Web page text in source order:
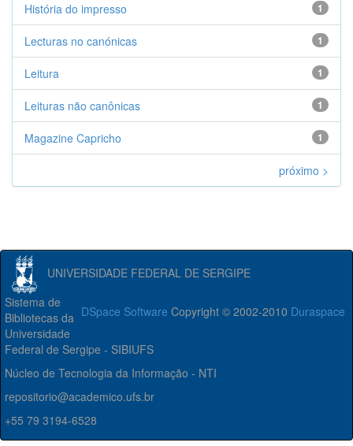
1
História do impresso
1
Lecturas no canónicas
1
Leitura
1
Leituras não canônicas
1
Magazine Capricho
próximo >
UNIVERSIDADE FEDERAL DE SERGIPE
DSpace Software Copyright © 2002-2010 Duraspace
Sistema de
Bibliotecas da
Universidade
Federal de Sergipe - SIBIUFS
Núcleo de Tecnologia da Informação - NTI
repositorio@academico.ufs.br
+55 79 3194-6528